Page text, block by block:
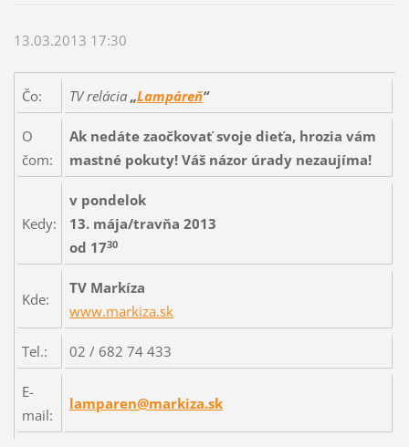
13.03.2013 17:30
Čo: TV relácia „Lampáreň“
O
čom:
Ak nedáte zaočkovať svoje dieťa, hrozia vám
mastné pokuty! Váš názor úrady nezaujíma!
Kedy:
v pondelok
13. mája/travňa 2013
od 1730
Kde:
TV Markíza
www.markiza.sk
Tel.: 02 / 682 74 433
E-
mail:
lamparen@markiza.sk